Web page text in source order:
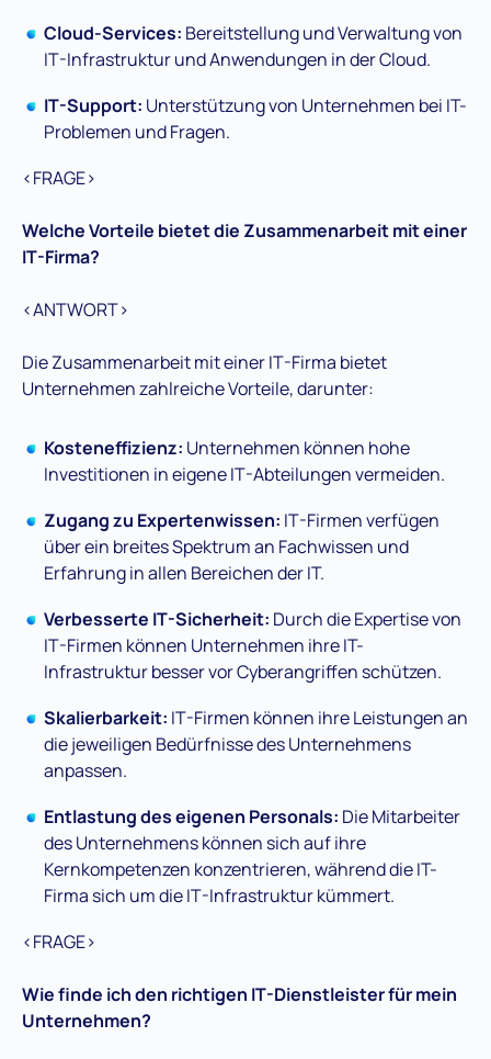
Cloud-Services: Bereitstellung und Verwaltung von
IT-Infrastruktur und Anwendungen in der Cloud.
IT-Support: Unterstützung von Unternehmen bei IT-
Problemen und Fragen.
<FRAGE>
Welche Vorteile bietet die Zusammenarbeit mit einer
IT-Firma?
<ANTWORT>
Die Zusammenarbeit mit einer IT-Firma bietet
Unternehmen zahlreiche Vorteile, darunter:
Kosteneffizienz: Unternehmen können hohe
Investitionen in eigene IT-Abteilungen vermeiden.
Zugang zu Expertenwissen: IT-Firmen verfügen
über ein breites Spektrum an Fachwissen und
Erfahrung in allen Bereichen der IT.
Verbesserte IT-Sicherheit: Durch die Expertise von
IT-Firmen können Unternehmen ihre IT-
Infrastruktur besser vor Cyberangriffen schützen.
Skalierbarkeit: IT-Firmen können ihre Leistungen an
die jeweiligen Bedürfnisse des Unternehmens
anpassen.
Entlastung des eigenen Personals: Die Mitarbeiter
des Unternehmens können sich auf ihre
Kernkompetenzen konzentrieren, während die IT-
Firma sich um die IT-Infrastruktur kümmert.
<FRAGE>
Wie finde ich den richtigen IT-Dienstleister für mein
Unternehmen?